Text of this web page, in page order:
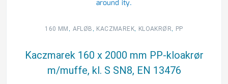
SN8,
1401
antal
160 MM , AFLØB , KACZMAREK, KLOAKRØR, PP
Kaczmarek 160 x 2000 mm PP-kloakrør
m/muffe, kl. S SN8, EN 13476